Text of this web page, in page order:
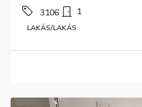
3106 1
LAKÁS/LAKÁS